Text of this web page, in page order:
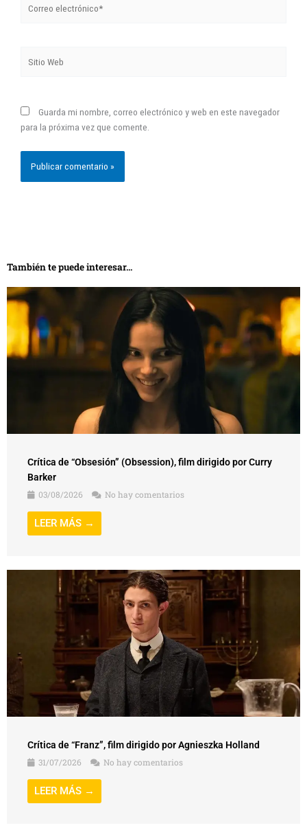
electrónico*
Web
Guarda mi nombre, correo electrónico y web en este navegador
para la próxima vez que comente.
También te puede interesar...
Crítica de “Obsesión” (Obsession), film dirigido por Curry
Barker
03/08/2026
No hay comentarios
LEER MÁS →
Crítica de “Franz”, film dirigido por Agnieszka Holland
31/07/2026
No hay comentarios
LEER MÁS →